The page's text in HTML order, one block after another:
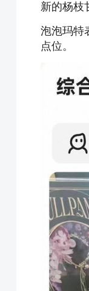
新的杨枝
泡泡玛特
点位。